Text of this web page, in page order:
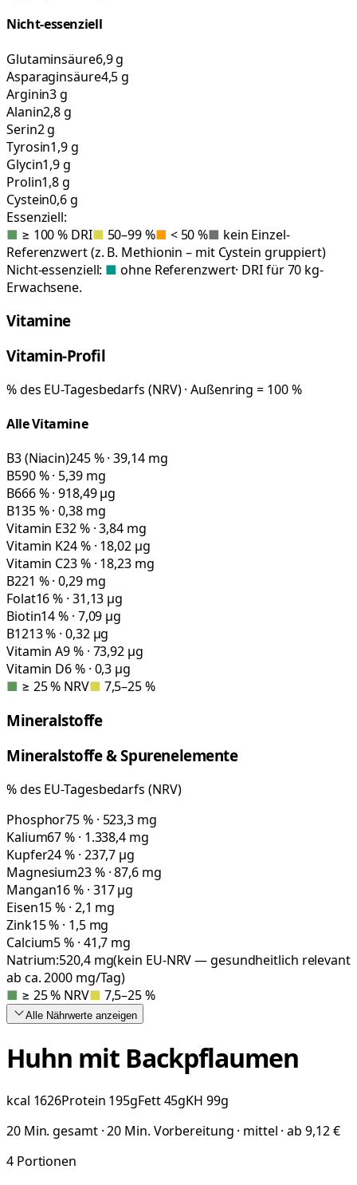
Nicht-essenziell
Glutaminsäure6,9 g
Asparaginsäure4,5 g
Arginin3 g
Alanin2,8 g
Serin2 g
Tyrosin1,9 g
Glycin1,9 g
Prolin1,8 g
Cystein0,6 g
Essenziell:
■ ≥ 100 % DRI■ 50–99 %■ < 50 %■ kein Einzel-
Referenzwert (z. B. Methionin – mit Cystein gruppiert)
Nicht-essenziell: ■ ohne Referenzwert· DRI für 70 kg-
Erwachsene.
Vitamine
Vitamin-Profil
% des EU-Tagesbedarfs (NRV) · Außenring = 100 %
Alle Vitamine
B3 (Niacin)245 % · 39,14 mg
B590 % · 5,39 mg
B666 % · 918,49 µg
B135 % · 0,38 mg
Vitamin E32 % · 3,84 mg
Vitamin K24 % · 18,02 µg
Vitamin C23 % · 18,23 mg
B221 % · 0,29 mg
Folat16 % · 31,13 µg
Biotin14 % · 7,09 µg
B1213 % · 0,32 µg
Vitamin A9 % · 73,92 µg
Vitamin D6 % · 0,3 µg
■ ≥ 25 % NRV■ 7,5–25 %
Mineralstoffe
Mineralstoffe & Spurenelemente
% des EU-Tagesbedarfs (NRV)
Phosphor75 % · 523,3 mg
Kalium67 % · 1.338,4 mg
Kupfer24 % · 237,7 µg
Magnesium23 % · 87,6 mg
Mangan16 % · 317 µg
Eisen15 % · 2,1 mg
Zink15 % · 1,5 mg
Calcium5 % · 41,7 mg
Natrium:520,4mg(kein EU-NRV — gesundheitlich relevant
ab ca. 2000 mg/Tag)
■ ≥ 25 % NRV■ 7,5–25 %
Alle Nährwerte anzeigen
Huhn mit Backpflaumen
kcal 1626Protein 195gFett45gKH 99g
20 Min. gesamt · 20 Min. Vorbereitung · mittel · ab 9,12 €
4 Portionen